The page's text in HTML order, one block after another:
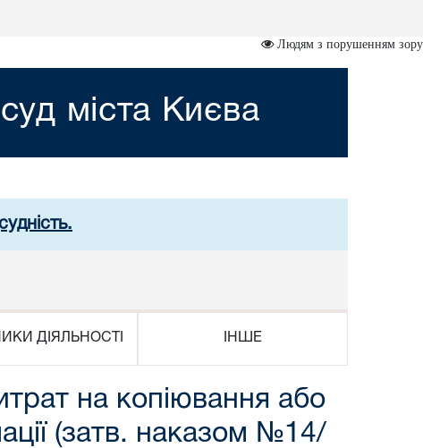
Людям з порушенням зору
міста Києва
ДІЯЛЬНОСТІ ІНШЕ
на копіювання або
(затв. наказом №14/